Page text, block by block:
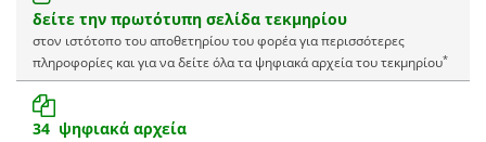
δείτε την πρωτότυπη σελίδα τεκμηρίου
στον ιστότοπο του αποθετηρίου του φορέα για περισσότερες
πληροφορίες και για να δείτε όλα τα ψηφιακά αρχεία του τεκμηρίου*
34 ψηφιακά αρχεία